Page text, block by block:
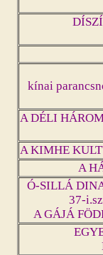
kínai
A DÉLI
A KIMHE
A
Ó-SILLÁ
37-
A GÁJÁ